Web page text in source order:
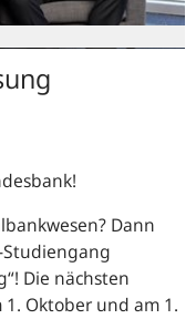
Dann
Studiengang
Die nächsten
Oktober und am 1.